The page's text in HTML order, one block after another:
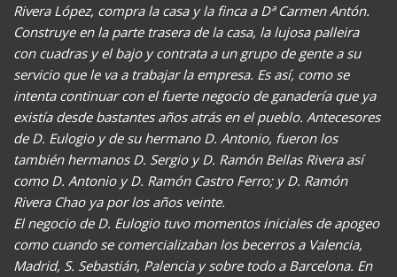
Rivera López, compra la casa y la finca a Dª Carmen Antón.
Construye en la parte trasera de la casa, la lujosa palleira
con cuadras y el bajo y contrata a un grupo de gente a su
servicio que le va a trabajar la empresa. Es así, como se
intenta continuar con el fuerte negocio de ganadería que ya
existía desde bastantes años atrás en el pueblo. Antecesores
de D. Eulogio y de su hermano D. Antonio, fueron los
también hermanos D. Sergio y D. Ramón Bellas Rivera así
como D. Antonio y D. Ramón Castro Ferro; y D. Ramón
Rivera Chao ya por los años veinte.
El negocio de D. Eulogio tuvo momentos iniciales de apogeo
como cuando se comercializaban los becerros a Valencia,
Madrid, S. Sebastián, Palencia y sobre todo a Barcelona. En